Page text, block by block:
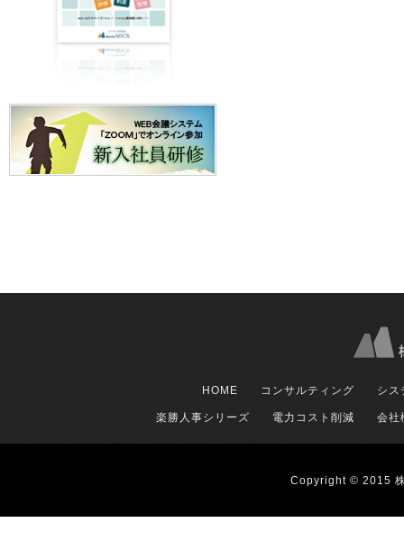
HOME コンサルティング シス
楽勝人事シリーズ 電力コスト削減 会社
Copyright © 2015